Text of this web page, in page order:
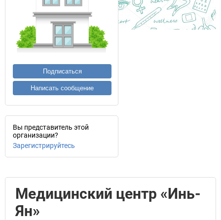
Подписаться
Написать сообщение
Вы представитель этой
организации?
Зарегистрируйтесь
Медицинский центр «Инь-
Ян»